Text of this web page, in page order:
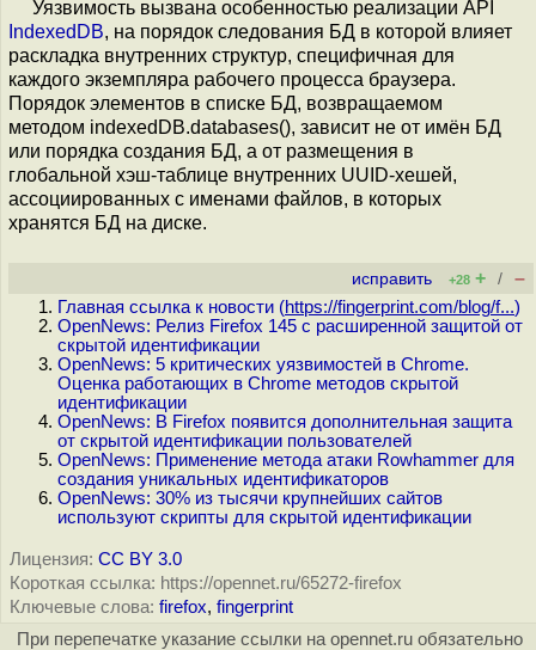
Уязвимость вызвана особенностью реализации API
IndexedDВ, на порядок следования БД в которой влияет
раскладка внутренних структур, специфичная для
каждого экземпляра рабочего процесса браузера.
Порядок элементов в списке БД, возвращаемом
методом indexedDB.databases(), зависит не от имён БД
или порядка создания БД, а от размещения в
глобальной хэш-таблице внутренних UUID-хешей,
ассоциированных с именами файлов, в которых
хранятся БД на диске.
исправить +28 + / –
Главная ссылка к новости (https://fingerprint.com/blog/f...)
OpenNews: Релиз Firefox 145 с расширенной защитой от
скрытой идентификации
OpenNews: 5 критических уязвимостей в Chrome.
Оценка работающих в Chrome методов скрытой
идентификации
OpenNews: В Firefox появится дополнительная защита
от скрытой идентификации пользователей
OpenNews: Применение метода атаки Rowhammer для
создания уникальных идентификаторов
OpenNews: 30% из тысячи крупнейших сайтов
используют скрипты для скрытой идентификации
Лицензия: CC BY 3.0
Короткая ссылка: https://opennet.ru/65272-firefox
Ключевые слова: firefox, fingerprint
При перепечатке указание ссылки на opennet.ru обязательно